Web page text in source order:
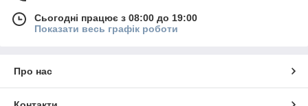
Сьогодні працює з 08:00 до 19:00
Показати весь графік роботи
Про нас